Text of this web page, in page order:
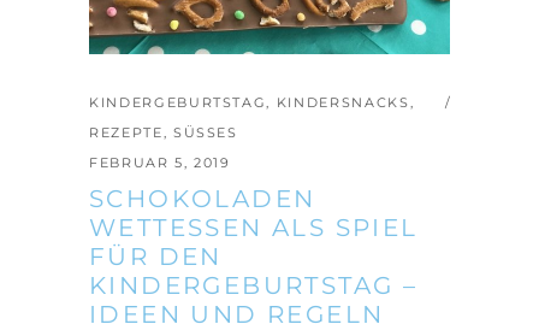
KINDERGEBURTSTAG, KINDERSNACKS,
REZEPTE, SÜSSES
FEBRUAR 5, 2019
SCHOKOLADEN
WETTESSEN ALS SPIEL
FÜR DEN
KINDERGEBURTSTAG –
IDEEN UND REGELN